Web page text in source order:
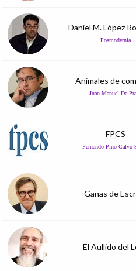
Daniel M. López
Posmodernia
Animales de
Juan Manuel De
FPCS
Fernando Pino Calvo
Ganas de
El Aullido del